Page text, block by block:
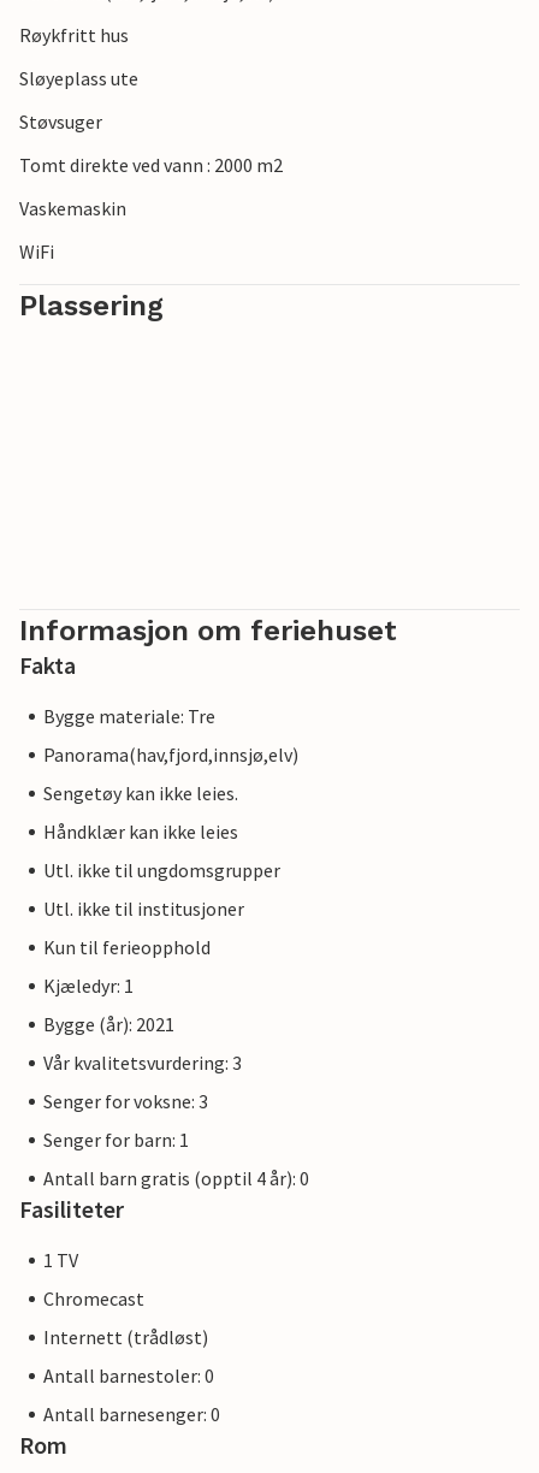
Røykfritt hus
Sløyeplass ute
Støvsuger
Tomt direkte ved vann : 2000 m2
Vaskemaskin
WiFi
Plassering
Informasjon om feriehuset
Fakta
Bygge materiale: Tre
Panorama(hav,fjord,innsjø,elv)
Sengetøy kan ikke leies.
Håndklær kan ikke leies
Utl. ikke til ungdomsgrupper
Utl. ikke til institusjoner
Kun til ferieopphold
Kjæledyr: 1
Bygge (år): 2021
Vår kvalitetsvurdering: 3
Senger for voksne: 3
Senger for barn: 1
Antall barn gratis (opptil 4 år): 0
Fasiliteter
1 TV
Chromecast
Internett (trådløst)
Antall barnestoler: 0
Antall barnesenger: 0
Rom